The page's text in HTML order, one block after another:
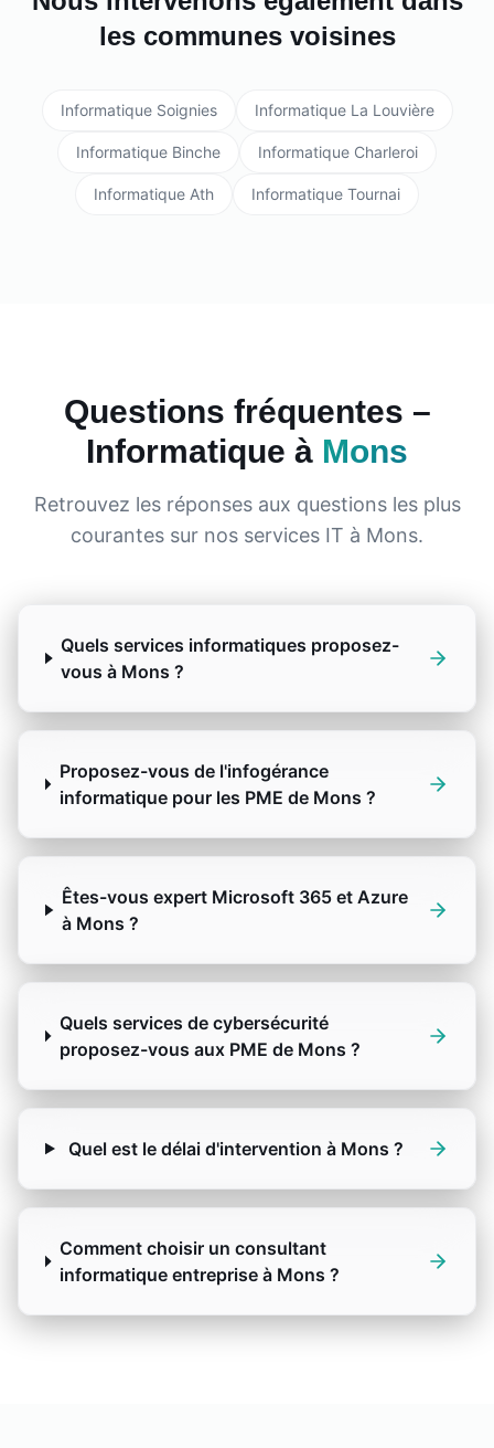
les communes voisines
Informatique Soignies Informatique La Louvière
Informatique Binche Informatique Charleroi
Informatique Ath Informatique Tournai
Questions fréquentes –
Informatique à Mons
Retrouvez les réponses aux questions les plus
courantes sur nos services IT à Mons.
Quels services informatiques proposez-
vous à Mons ?
Proposez-vous de l'infogérance
informatique pour les PME de Mons ?
Êtes-vous expert Microsoft 365 et Azure
à Mons ?
Quels services de cybersécurité
proposez-vous aux PME de Mons ?
Quel est le délai d'intervention à Mons ?
Comment choisir un consultant
informatique entreprise à Mons ?